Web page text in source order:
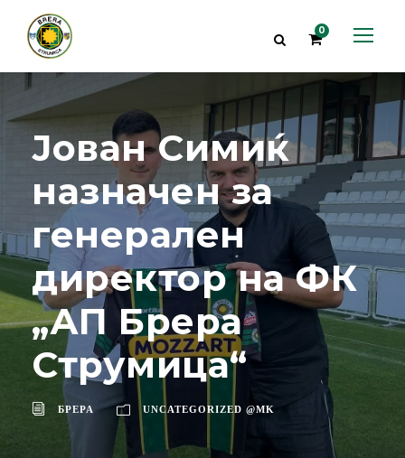
0
Јован Симиќ
назначен за
генерален
директор на ФК
„АП Брера
Струмица“
БРЕРА UNCATEGORIZED @MK